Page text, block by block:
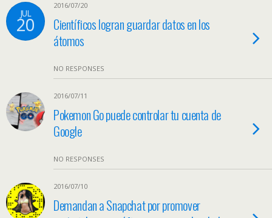
JUL
20
2016/07/20
Científicos logran guardar datos en los
átomos
NO RESPONSES
2016/07/11
Pokemon Go puede controlar tu cuenta de
Google
NO RESPONSES
2016/07/10
Demandan a Snapchat por promover